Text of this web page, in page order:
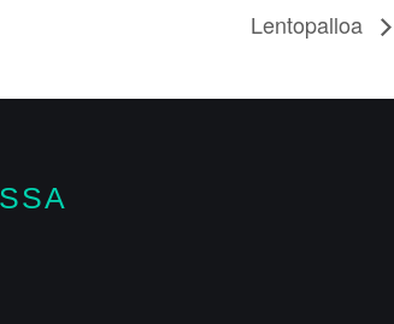
Lentopalloa